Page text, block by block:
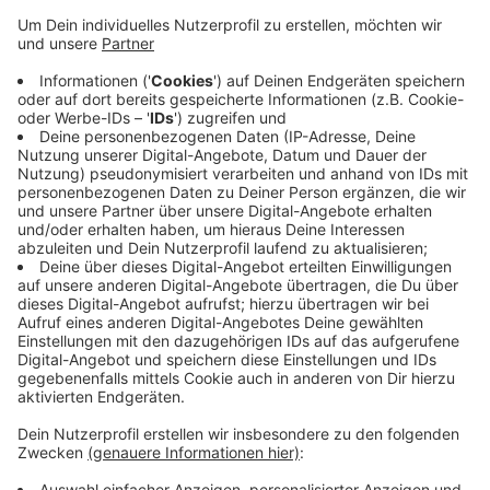
Ab Montag (27.3.) flicken Arbeiter Löcher und Risse in
der Fahrbahn der B 525 im Bereich Goxel. Dafür ist es
nötig die Bundesstraße zu sperren. Das passiert am
Montag nach dem Berufsverkehr. Voraussichtlich bis
Freitag (31.03.) fahren Sie Umwege. Eine Umleitung
wird ausgeschildert, diese führt für den Verkehr
Richtung Coesfeld über die B525 und dann über
Hochmoor, der Verkehr Richtung Borken wird über die
B525, Tungerloh Capellen geleitet, Richtung Holtwick
über die B474 Höven und Coesfeld.
Anzeige